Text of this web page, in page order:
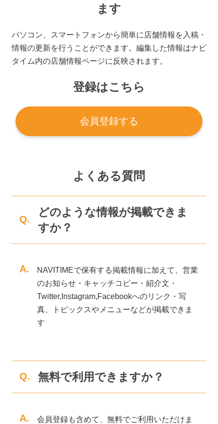
ます
パソコン、スマートフォンから簡単に店舗情報を入稿・
情報の更新を行うことができます。編集した情報はナビ
タイム内の店舗情報ページに反映されます。
登録はこちら
会員登録する
よくある質問
Q.
どのような情報が掲載できま
すか？
A.
NAVITIMEで保有する掲載情報に加えて、営業
のお知らせ・キャッチコピー・紹介文・
Twitter,Instagram,Facebookへのリンク・写
真、トピックスやメニューなどが掲載できま
す
Q. 無料で利用できますか？
A.
会員登録も含めて、無料でご利用いただけま